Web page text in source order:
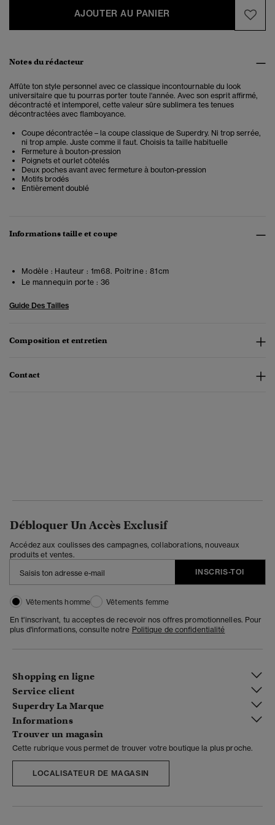
AJOUTER AU PANIER
Notes du rédacteur
Affûte ton style personnel avec ce classique incontournable du look
universitaire que tu pourras porter toute l'année. Avec son esprit affirmé,
décontracté et intemporel, cette valeur sûre sublimera tes tenues
décontractées avec flamboyance.
Coupe décontractée – la coupe classique de Superdry. Ni trop serrée,
ni trop ample. Juste comme il faut. Choisis ta taille habituelle
Fermeture à bouton-pression
Poignets et ourlet côtelés
Deux poches avant avec fermeture à bouton-pression
Motifs brodés
Entièrement doublé
Informations taille et coupe
Modèle : Hauteur : 1m68. Poitrine : 81cm
Le mannequin porte : 36
Guide Des Tailles
Composition et entretien
Contact
Débloquer Un Accès Exclusif
Accédez aux coulisses des campagnes, collaborations, nouveaux
produits et ventes.
INSCRIS-TOI
Vêtements homme
Vêtements femme
En t'inscrivant, tu acceptes de recevoir nos offres promotionnelles. Pour
plus d'informations, consulte notre Politique de confidentialité
Shopping en ligne
Service client
Superdry La Marque
Informations
Trouver un magasin
Cette rubrique vous permet de trouver votre boutique la plus proche.
LOCALISATEUR DE MAGASIN